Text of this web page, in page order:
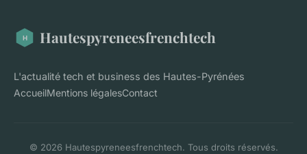
Hautespyreneesfrenchtech
L'actualité tech et business des Hautes-Pyrénées
AccueilMentions légalesContact
© 2026 Hautespyreneesfrenchtech. Tous droits réservés.